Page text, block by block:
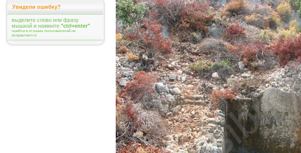
Увидели ошибку?
выделите слово или фразу
мышкой и нажмите "ctrl+enter"
ошибки в отзывах пользователей не
исправляются